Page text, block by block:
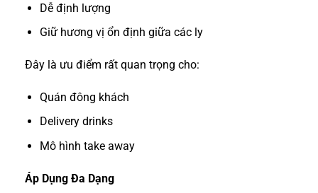
Dễ định lượng
Giữ hương vị ổn định giữa các ly
Đây là ưu điểm rất quan trọng cho:
Quán đông khách
Delivery drinks
Mô hình take away
Áp Dụng Đa Dạng